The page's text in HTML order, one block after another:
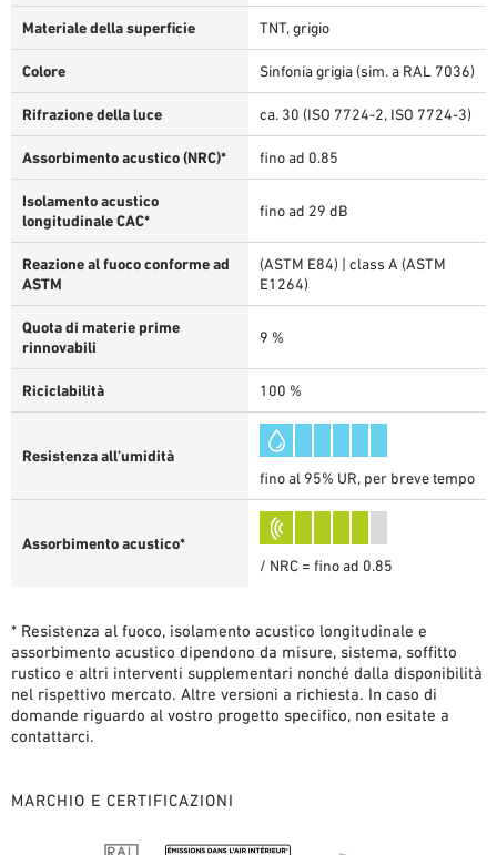
Materiale della superficie TNT, grigio
Colore Sinfonia grigia (sim. a RAL 7036)
Rifrazione della luce ca. 30 (ISO 7724-2, ISO 7724-3)
Assorbimento acustico (NRC)* fino ad 0.85
Isolamento acustico
longitudinale CAC*
fino ad 29 dB
Reazione al fuoco conforme ad
ASTM
(ASTM E84) | class A (ASTM
E1264)
Quota di materie prime
rinnovabili
9 %
Riciclabilità 100 %
Resistenza all’umidità
fino al 95% UR, per breve tempo
Assorbimento acustico*
/ NRC = fino ad 0.85
* Resistenza al fuoco, isolamento acustico longitudinale e
assorbimento acustico dipendono da misure, sistema, soffitto
rustico e altri interventi supplementari nonché dalla disponibilità
nel rispettivo mercato. Altre versioni a richiesta. In caso di
domande riguardo al vostro progetto specifico, non esitate a
contattarci.
MARCHIO E CERTIFICAZIONI